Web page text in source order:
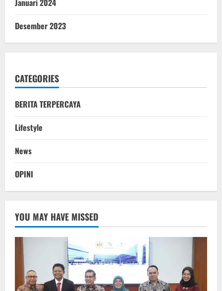
Januari 2024
Desember 2023
CATEGORIES
BERITA TERPERCAYA
Lifestyle
News
OPINI
YOU MAY HAVE MISSED